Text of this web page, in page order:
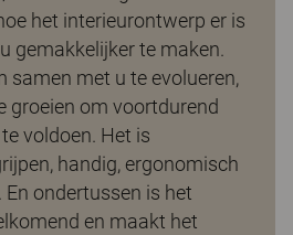
het interieurontwerp er is
gemakkelijker te maken.
samen met u te evolueren,
groeien om voortdurend
voldoen. Het is
handig, ergonomisch
ondertussen is het
en maakt het